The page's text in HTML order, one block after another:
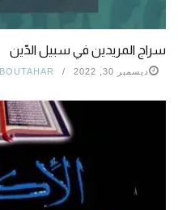
سراج المريدين في سبيل الدّين
ديسمبر 30, 2022 BOUTAHAR